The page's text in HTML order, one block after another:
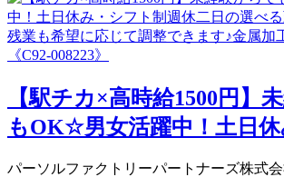
【駅チカ×高時給1500円】
もOK☆男女活躍中！土日
パーソルファクトリーパートナーズ株式